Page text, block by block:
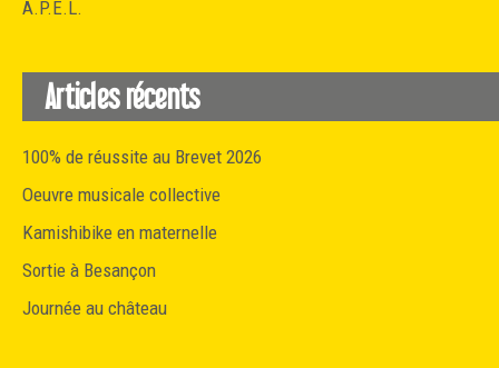
A.P.E.L.
Articles récents
100% de réussite au Brevet 2026
Oeuvre musicale collective
Kamishibike en maternelle
Sortie à Besançon
Journée au château